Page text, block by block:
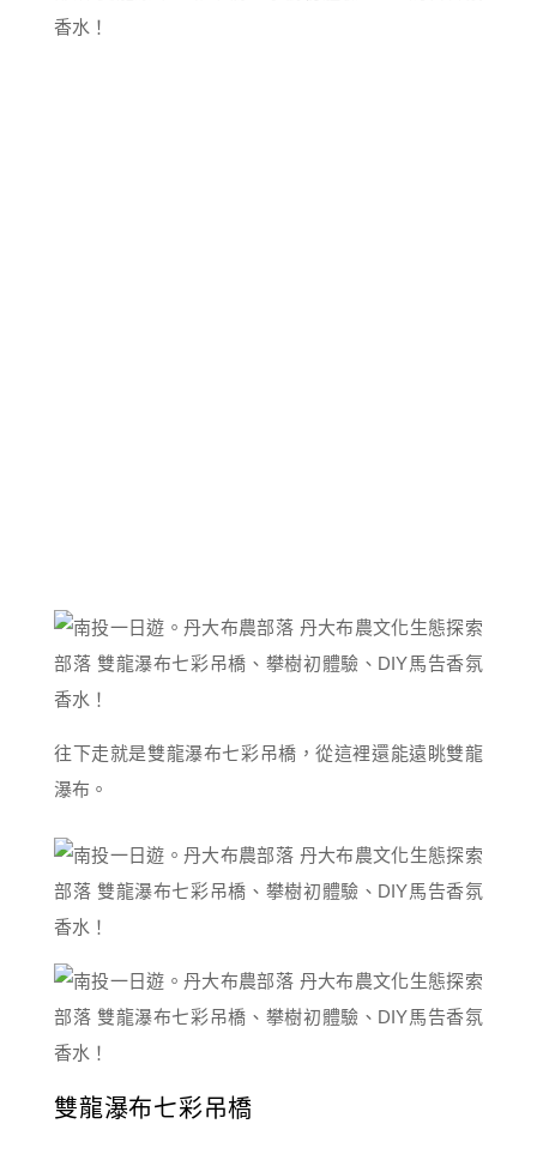
往下走就是雙龍瀑布七彩吊橋，從這裡還能遠眺雙龍
瀑布。
雙龍瀑布七彩吊橋